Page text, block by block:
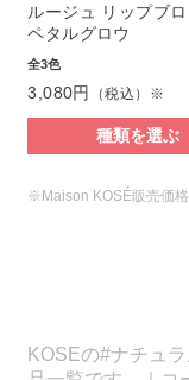
ルージュ リップブロ
ペタルグロウ
全3色
3,080円 （税込）※
種類を選ぶ
※Maison KOSÉ販売価格
KOSEの#ナチュ